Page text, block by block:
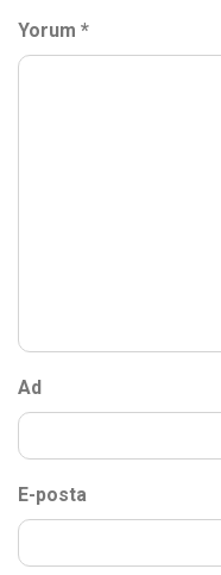
Yorum *
Ad
E-posta